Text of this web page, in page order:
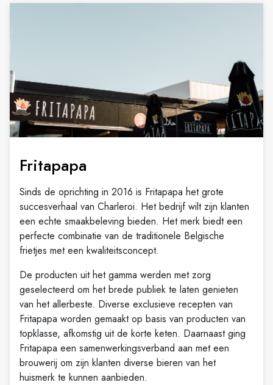
Fritapapa
Sinds de oprichting in 2016 is Fritapapa het grote
succesverhaal van Charleroi. Het bedrijf wilt zijn klanten
een echte smaakbeleving bieden. Het merk biedt een
perfecte combinatie van de traditionele Belgische
frietjes met een kwaliteitsconcept.
De producten uit het gamma werden met zorg
geselecteerd om het brede publiek te laten genieten
van het allerbeste. Diverse exclusieve recepten van
Fritapapa worden gemaakt op basis van producten van
topklasse, afkomstig uit de korte keten. Daarnaast ging
Fritapapa een samenwerkingsverband aan met een
brouwerij om zijn klanten diverse bieren van het
huismerk te kunnen aanbieden.